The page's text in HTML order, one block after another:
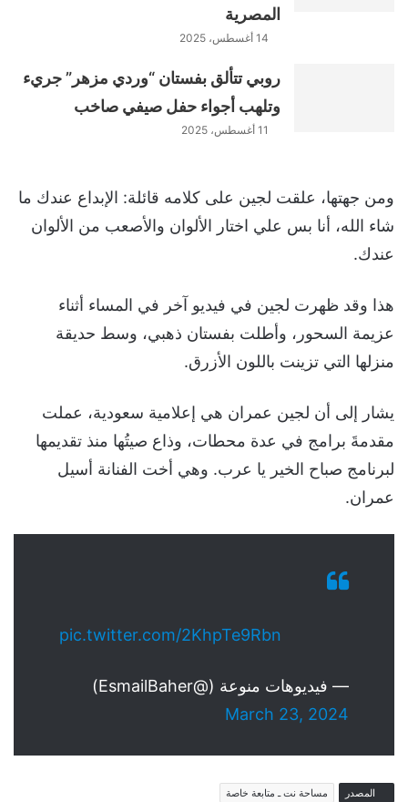
المصرية
14 أغسطس، 2025
روبي تتألق بفستان “وردي مزهر” جريء
وتلهب أجواء حفل صيفي صاخب
11 أغسطس، 2025
ومن جهتها، علقت لجين على كلامه قائلة: الإبداع عندك ما
شاء الله، أنا بس علي اختار الألوان والأصعب من الألوان
عندك.
هذا وقد ظهرت لجين في فيديو آخر في المساء أثناء
عزيمة السحور، وأطلت بفستان ذهبي، وسط حديقة
منزلها التي تزينت باللون الأزرق.
يشار إلى أن لجين عمران هي إعلامية سعودية، عملت
مقدمةَ برامج في عدة محطات، وذاع صيتُها منذ تقديمها
لبرنامج صباح الخير يا عرب. وهي أخت الفنانة أسيل
عمران.
pic.twitter.com/2KhpTe9Rbn
— فيديوهات منوعة (@EsmailBaher)
March 23, 2024
المصدر مساحة نت ـ متابعة خاصة